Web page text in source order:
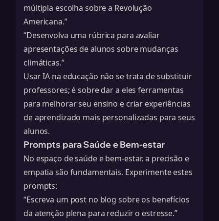
múltipla escolha sobre a Revolução
Americana.”
“Desenvolva uma rúbrica para avaliar
apresentações de alunos sobre mudanças
climáticas.”
Usar IA na educação não se trata de substituir
professores; é sobre dar a eles ferramentas
para melhorar seu ensino e criar experiências
de aprendizado mais personalizadas para seus
alunos.
Prompts para Saúde e Bem-estar
No espaço de saúde e bem-estar, a precisão e
empatia são fundamentais. Experimente estes
prompts:
“Escreva um post no blog sobre os benefícios
da atenção plena para reduzir o estresse.”